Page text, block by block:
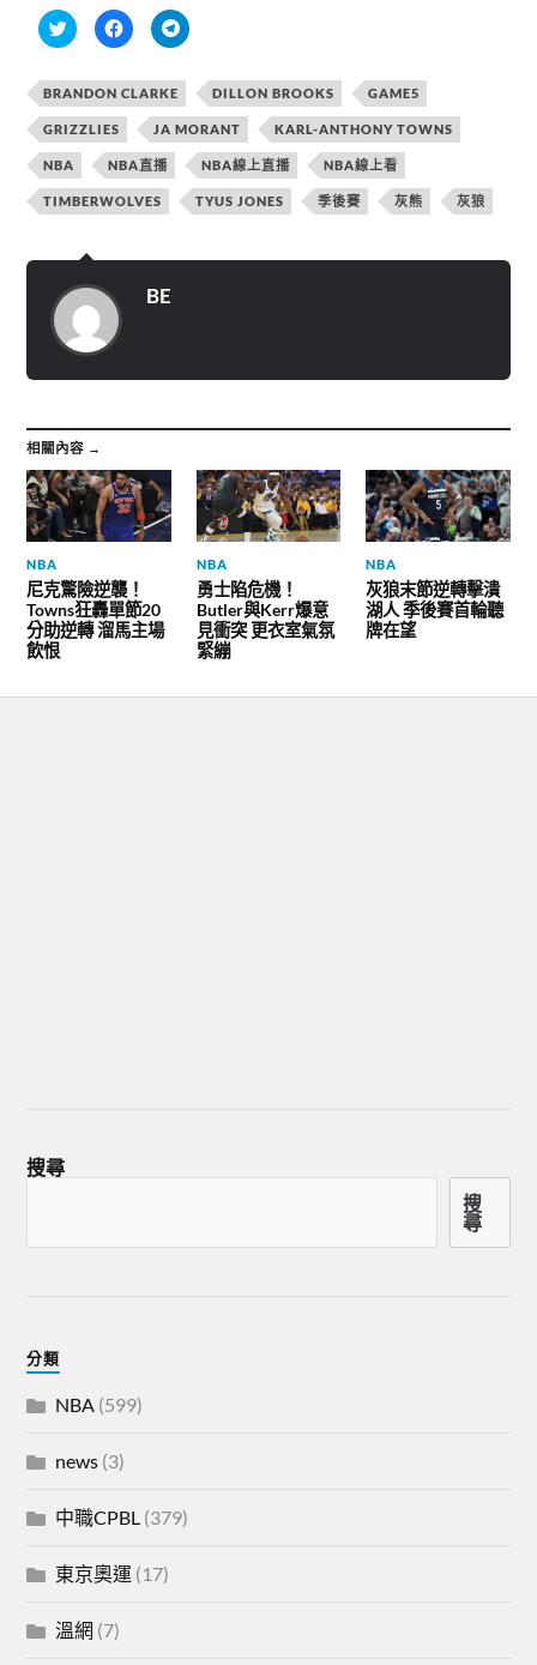
分
享
w
i
t
t
e
r
(
在
新
視
開
)
按
一
分
享
至
a
c
e
b
o
o
按
一
分
到
T
e
e
r
a
BRANDON CLARKE DILLON BROOKS GAME5
GRIZZLIES JA MORANT KARL-ANTHONY TOWNS
NBA NBA直播 NBA線上直播 NBA線上看
TIMBERWOLVES TYUS JONES 季後賽 灰熊 灰狼
BE
相關內容 →
NBA
尼克驚險逆襲！
Towns狂轟單節20
分助逆轉 溜馬主場
飲恨
NBA
勇士陷危機！
Butler與Kerr爆意
見衝突 更衣室氣氛
緊繃
NBA
灰狼末節逆轉擊潰
湖人 季後賽首輪聽
牌在望
搜尋
搜
尋
分類
NBA (599)
news (3)
中職CPBL (379)
東京奧運 (17)
溫網 (7)